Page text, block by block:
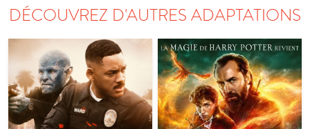
DÉCOUVREZ D'AUTRES ADAPTATIONS